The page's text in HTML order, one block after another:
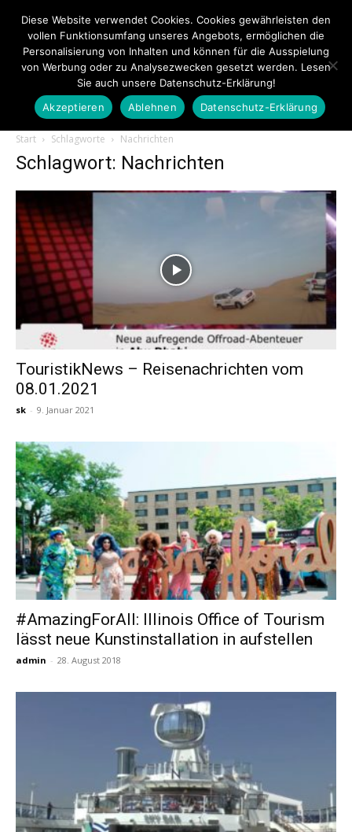
Touristiknews.de
Touristiknews
und
Start Schlagworte Nachrichten
Schlagwort: Nachrichten
TouristikNews – Reisenachrichten vom
08.01.2021
sk - 9. Januar 2021
#AmazingForAll: Illinois Office of Tourism
lässt neue Kunstinstallation in aufstellen
admin - 28. August 2018
Diese Website verwendet Cookies. Cookies gewährleisten den
vollen Funktionsumfang unseres Angebots, ermöglichen die
Personalisierung von Inhalten und können für die Ausspielung
von Werbung oder zu Analysezwecken gesetzt werden. Lesen
Sie auch unsere Datenschutz-Erklärung!
Akzeptieren
Ablehnen Datenschutz-Erklärung